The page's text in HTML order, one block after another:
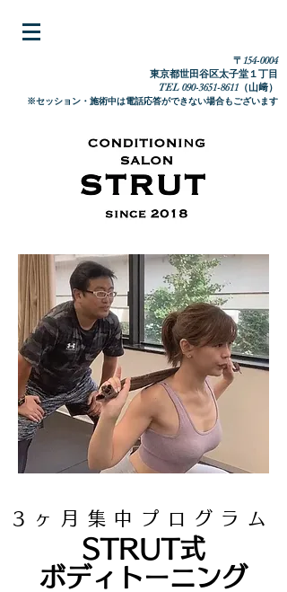
〒154-0004
東京都世田谷区太子堂１丁目
TEL 090-3651-8611 （山﨑）​
※セッショ ン・施術中は電話応答ができない場合もございます
3ヶ月集中プログラム
​STRUT​式
ボディトーニング